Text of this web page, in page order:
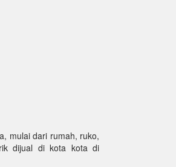
mulai dari rumah, ruko,
dijual di kota kota di